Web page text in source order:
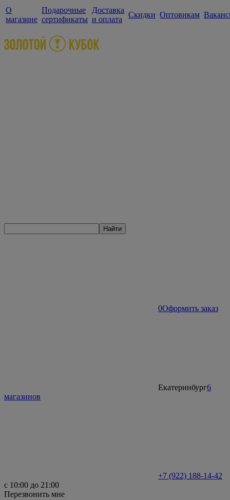
О
магазине
Подарочные
сертификаты
Доставка
и оплата
Скидки Оптовикам
Найти
0Оформить заказ
Екатеринбург6
магазинов
+7 (922) 188-14-42
с 10:00 до 21:00
Перезвонить мне